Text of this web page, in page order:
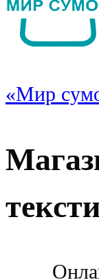
«Мир